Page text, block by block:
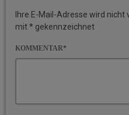
Ihre E-Mail-Adresse wird
mit * gekennzeichnet
KOMMENTAR*